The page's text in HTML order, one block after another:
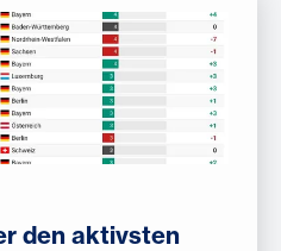
den aktivsten